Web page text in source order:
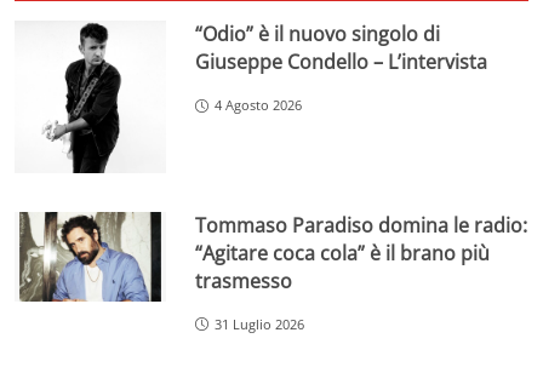
“Odio” è il nuovo singolo di
Giuseppe Condello – L’intervista
4 Agosto 2026
Tommaso Paradiso domina le radio:
“Agitare coca cola” è il brano più
trasmesso
31 Luglio 2026